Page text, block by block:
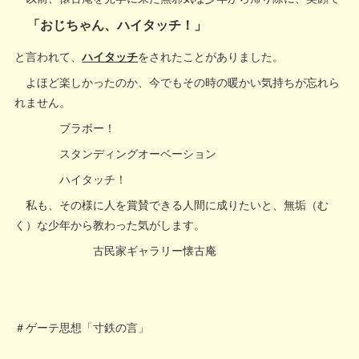
「おじちゃん、ハイタッチ！」
と言われて、ハイタッチをされたことがありました。
よほど楽しかったのか、今でもその時の暖かい気持ちが忘れら
れません。
ブラボー！
スタンディングオーベーション
ハイタッチ！
私も、その様に人を賞賛できる人間に成りたいと、無垢（む
く）な少年から教わった気がします。
古民家ギャラリー懐古庵
＃ゲーテ思想「寸鉄の言」